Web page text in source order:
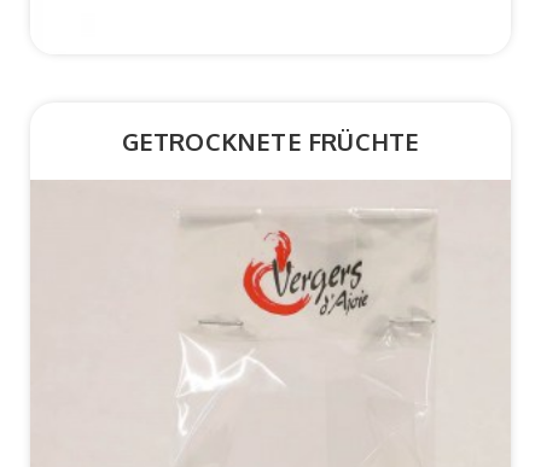
GETROCKNETE FRÜCHTE